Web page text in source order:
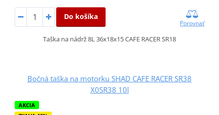
Do košíka
Porovnať
Taška na nádrž 8L 36x18x15 CAFE RACER SR18
Bočná taška na motorku SHAD CAFE RACER SR38
X0SR38 10l
AKCIA